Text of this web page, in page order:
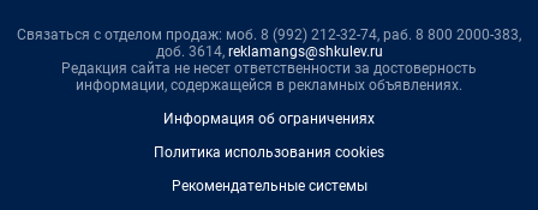
Связаться с отделом продаж: моб. 8 (992) 212-32-74, раб. 8 800 2000-383,
доб. 3614, reklamangs@shkulev.ru
Редакция сайта не несет ответственности за достоверность
информации, содержащейся в рекламных объявлениях.
Информация об ограничениях
Политика использования cookies
Рекомендательные системы